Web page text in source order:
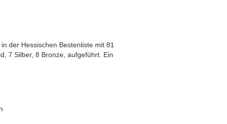
der Hessischen Bestenliste mit 81
7 Silber, 8 Bronze, aufgeführt. Ein